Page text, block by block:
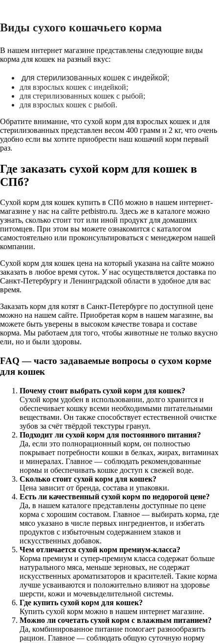
Виды сухого кошачьего корма
В нашем интернет магазине представлены следующие виды
корма для кошек на разный вкус:
для стерилизованных кошек с индейкой;
для взрослых кошек с индейкой;
для стерилизованных кошек с рыбой;
для взрослых кошек с рыбой.
Обратите внимание, что сухой корм для взрослых кошек и для
стерилизованных представлен весом 400 грамм и 2 кг, что очень
удобно если вы хотите приобрести наш кошачий корм первый
раз.
Где заказать сухой корм для кошек в
СПб?
Сухой корм для кошек купить в СПб можно в нашем интернет-
магазине у нас на сайте petbistro.ru. Здесь же в каталоге можно
узнать, сколько стоит тот или иной продукт для домашних
питомцев. При этом вы можете ознакомится с каталогом
самостоятельно или проконсультироваться с менеджером нашей
компании.
Сухой корм для кошек цена на который указана на сайте можно
заказать в любое время суток. У нас осуществляется доставка по
Санкт-Петербургу и Ленинградской области в удобное для вас
время.
Заказать корм для котят в Санкт-Петербурге по доступной цене
можно на нашем сайте. Приобретая корм в нашем магазине, вы
можете быть уверены в высоком качестве товара и составе
корма. Мы работаем для того, чтобы животные не только вкусно
ели, но и были здоровы.
FAQ — часто задаваемые вопросы о сухом корме
для кошек
Почему стоит выбрать сухой корм для кошек?
Сухой корм удобен в использовании, долго хранится и
обеспечивает кошку всеми необходимыми питательными
веществами. Он также способствует естественной очистке
зубов за счёт твёрдой текстуры гранул.
Подходит ли сухой корм для постоянного питания?
Да, если это полнорационный корм, он полностью
покрывает потребности кошки в белках, жирах, витаминах
и минералах. Главное — соблюдать рекомендованные
нормы и обеспечивать кошке доступ к свежей воде.
Сколько стоит сухой корм для кошек?
Цена зависит от бренда, состава и упаковки.
Есть ли качественный сухой корм по недорогой цене?
Да, в нашем каталоге представлены доступные по цене
корма с хорошим составом. Главное — выбирать корма, где
мясо указано в числе первых ингредиентов, и избегать
продуктов с избыточным содержанием злаков и
искусственных добавок.
Чем отличается сухой корм премиум-класса?
Корма премиум и супер-премиум класса содержат больше
натурального мяса, меньше зерновых, не содержат
искусственных ароматизаторов и красителей. Такие корма
лучше усваиваются и положительно влияют на здоровье
шерсти, кожи и мочевыделительной системы.
Где купить сухой корм для кошек?
Купить сухой корм можно в нашем интернет магазине.
Можно ли сочетать сухой корм с влажным питанием?
Да, комбинированное питание помогает разнообразить
рацион. Главное — соблюдать общую суточную норму